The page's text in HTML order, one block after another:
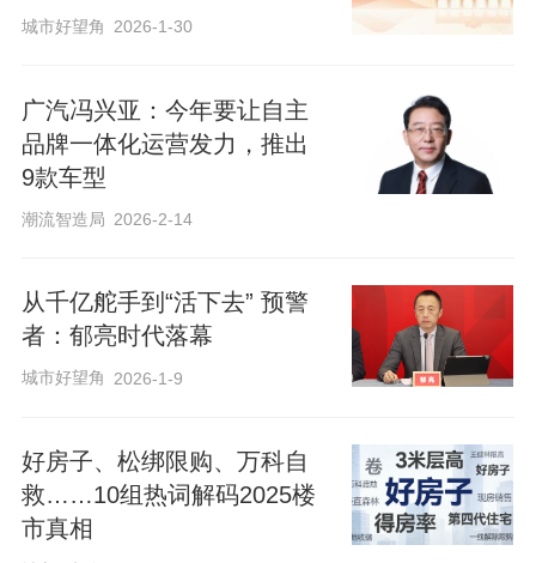
城市好望角 2026-1-30
广汽冯兴亚：今年要让自主
品牌一体化运营发力，推出
9款车型
潮流智造局 2026-2-14
从千亿舵手到“活下去” 预警
者：郁亮时代落幕
城市好望角 2026-1-9
好房子、松绑限购、万科自
救……10组热词解码2025楼
市真相